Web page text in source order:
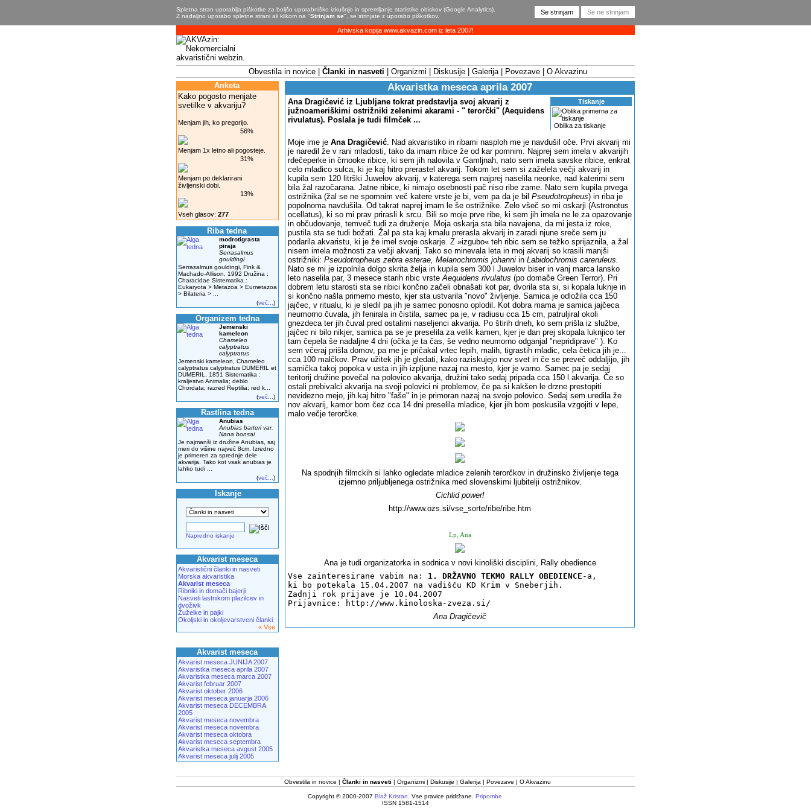
Spletna stran uporablja piškotke za boljšo uporabniško izkušnjo in spremljanje statistike obiskov (Google Analytics).
Z nadaljno uporabo spletne strani ali klikom na "Strinjam se", se strinjate z uporabo piškotkov.
Arhivska kopija www.akvazin.com iz leta 2007!
Obvestila in novice Članki in nasveti Organizmi Diskusije Galerija Povezave
O Akvazinu
Anketa
Kako pogosto menjate
svetilke v akvariju?
Menjam jih, ko pregorijo.
56%
Menjam 1x letno ali pogosteje.
31%
Menjam po deklarirani
življenski dobi.
13%
Vseh glasov: 277
Riba tedna
modrotigrasta
piraja
Serrasalmus
gouldingi
Serrasalmus gouldingi, Fink &
Machado-Allison, 1992 Družina :
Characidae Sistematika :
Eukaryota > Metazoa > Eumetazoa
> Bilateria > ...
(več... )
Organizem tedna
Jemenski
kameleon
Chameleo
calyptratus
calyptratus
Jemenski kameleon, Chameleo
calyptratus calyptratus DUMERIL et
DUMERIL, 1851 Sistematika :
kraljestvo Animalia; deblo
Chordata; razred Reptilia; red k...
(več... )
Rastlina tedna
Anubias
Anubias barteri var.
Nana bonsai
Je najmanši iz družine Anubias, saj
meri do višine največ 8cm. Izredno
je primeren za sprednje dele
akvarija. Tako kot vsak anubias je
lahko tudi ...
(več... )
Iskanje
Napredno iskanje
Akvarist meseca
Akvaristični članki in nasveti
Morska akvaristika
Akvarist meseca
Ribniki in domači bajerji
Nasveti lastnikom plazilcev in
dvoživk
Žuželke in pajki
Okoljski in okoljevarstveni članki
« Vse
Akvarist meseca
Akvarist meseca JUNIJA 2007
Akvaristka meseca aprila 2007
Akvaristka meseca marca 2007
Akvarist februar 2007
Akvarist oktober 2006
Akvarist meseca januarja 2006
Akvarist meseca DECEMBRA
2005
Akvarist meseca novembra
Akvarist meseca novembra
Akvarist meseca oktobra
Akvarist meseca septembra
Akvaristka meseca avgust 2005
Akvarist meseca julij 2005
Akvaristka meseca aprila 2007
Tiskanje
Oblika za tiskanje
Ana Dragičević iz Ljubljane tokrat predstavlja svoj akvarij z
južnoameriškimi ostrižniki zelenimi akarami - " terorčki" (Aequidens
rivulatus). Poslala je tudi filmček ...
Moje ime je Ana Dragičević . Nad akvaristiko in ribami nasploh me je navdušil oče. Prvi akvarij mi
je naredil že v rani mladosti, tako da imam ribice že od kar pomnim. Najprej sem imela v akvarijih
rdečeperke in črnooke ribice, ki sem jih nalovila v Gamljnah, nato sem imela savske ribice, enkrat
celo mladico sulca, ki je kaj hitro prerastel akvarij. Tokom let sem si zaželela večji akvarij in
kupila sem 120 litrški Juwelov akvarij, v katerega sem najprej naselila neonke, nad katerimi sem
bila žal razočarana. Jatne ribice, ki nimajo osebnosti pač niso ribe zame. Nato sem kupila prvega
ostrižnika (žal se ne spomnim več katere vrste je bi, vem pa da je bil Pseudotropheus) in riba je
popolnoma navdušila. Od takrat naprej imam le še ostrižnike. Zelo všeč so mi oskarji (Astronotus
ocellatus), ki so mi prav prirasli k srcu. Bili so moje prve ribe, ki sem jih imela ne le za opazovanje
in občudovanje, temveč tudi za druženje. Moja oskarja sta bila navajena, da mi jesta iz roke,
pustila sta se tudi božati. Žal pa sta kaj kmalu prerasla akvarij in zaradi njune sreče sem ju
podarila akvaristu, ki je že imel svoje oskarje. Z »izgubo« teh ribic sem se težko sprijaznila, a žal
nisem imela možnosti za večji akvarij. Tako so minevala leta in moj akvarij so krasili manjši
ostrižniki: Pseudotropheus zebra esterae, Melanochromis johanni in Labidochromis careruleus.
Nato se mi je izpolnila dolgo skrita želja in kupila sem 300 l Juwelov biser in vanj marca lansko
leto naselila par, 3 mesece starih ribic vrste Aequidens rivulatus (po domače Green Terror). Pri
dobrem letu starosti sta se ribici končno začeli obnašati kot par, dvorila sta si, si kopala luknje in
si končno našla primerno mesto, kjer sta ustvarila "novo" življenje. Samica je odložila cca 150
jajčec, v ritualu, ki je sledil pa jih je samec ponosno oplodil. Kot dobra mama je samica jajčeca
neumorno čuvala, jih fenirala in čistila, samec pa je, v radiusu cca 15 cm, patruljiral okoli
gnezdeca ter jih čuval pred ostalimi naseljenci akvarija. Po štirih dneh, ko sem prišla iz službe,
jajčec ni bilo nikjer, samica pa se je preselila za velik kamen, kjer je dan prej skopala luknjico ter
tam čepela še nadaljne 4 dni (očka je ta čas, še vedno neumorno odganjal "nepridiprave" ). Ko
sem včeraj prišla domov, pa me je pričakal vrtec lepih, malih, tigrastih mladic, cela četica jih je...
cca 100 malčkov. Prav užitek jih je gledati, kako raziskujejo nov svet in če se preveč oddaljijo, jih
samička takoj popoka v usta in jih izpljune nazaj na mesto, kjer je varno. Samec pa je sedaj
teritorij družine povečal na polovico akvarija, družini tako sedaj pripada cca 150 l akvarija. Če so
ostali prebivalci akvarija na svoji polovici ni problemov, če pa si kakšen le drzne prestopiti
nevidezno mejo, jih kaj hitro "faše" in je primoran nazaj na svojo polovico. Sedaj sem uredila že
nov akvarij, kamor bom čez cca 14 dni preselila mladice, kjer jih bom poskusila vzgojiti v lepe,
malo večje terorčke.
Na spodnjih filmckih si lahko ogledate mladice zelenih terorčkov in družinsko življenje tega
izjemno priljubljenega ostrižnika med slovenskimi ljubitelji ostrižnikov.
Cichlid power!
http://www.ozs.si/vse_sorte/ribe/ribe.htm
Lp, Ana
Ana je tudi organizatorka in sodnica v novi kinoliški disciplini, Rally obedience
Vse zainteresirane vabim na:
1. DRŽAVNO TEKMO RALLY OBEDIENCE -a,
ki bo potekala 15.04.2007 na vadišču KD Krim v Sneberjih.
Zadnji rok prijave je 10.04.2007
Prijavnice:
http://www.kinoloska-zveza.si/
Ana Dragičevič
Obvestila in novice Članki in nasveti Organizmi Diskusije Galerija Povezave O Akvazinu
Copyright © 2000-2007 Blaž Kristan . Vse pravice pridržane. Pripombe.
ISSN 1581-1514